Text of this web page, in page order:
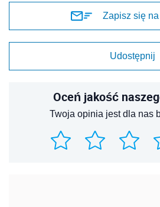
Zapisz się
Udostępnij
Oceń jakość
Twoja opinia jest dla nas